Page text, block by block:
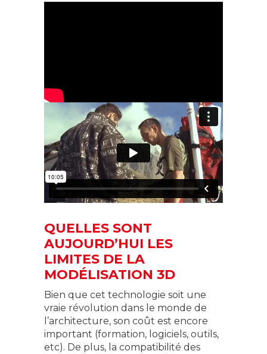
QUELLES SONT
AUJOURD’HUI LES
LIMITES DE LA
MODÉLISATION 3D
Bien que cet technologie soit une
vraie révolution dans le monde de
l’architecture, son coût est encore
important (formation, logiciels, outils,
etc). De plus, la compatibilité des